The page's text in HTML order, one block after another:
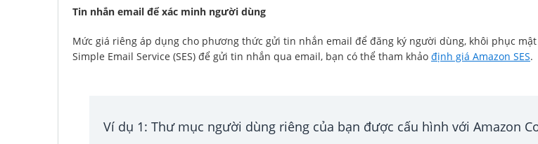
Tin nhắn email để xác minh người dùng
Mức giá riêng áp dụng cho phương thức gửi tin nhắn email để đăng ký người dùng, khôi phục
Simple Email Service (SES) để gửi tin nhắn qua email, bạn có thể tham khảo định giá Amazon SES.
Ví dụ 1: Thư mục người dùng riêng của bạn được cấu hình với Amazon